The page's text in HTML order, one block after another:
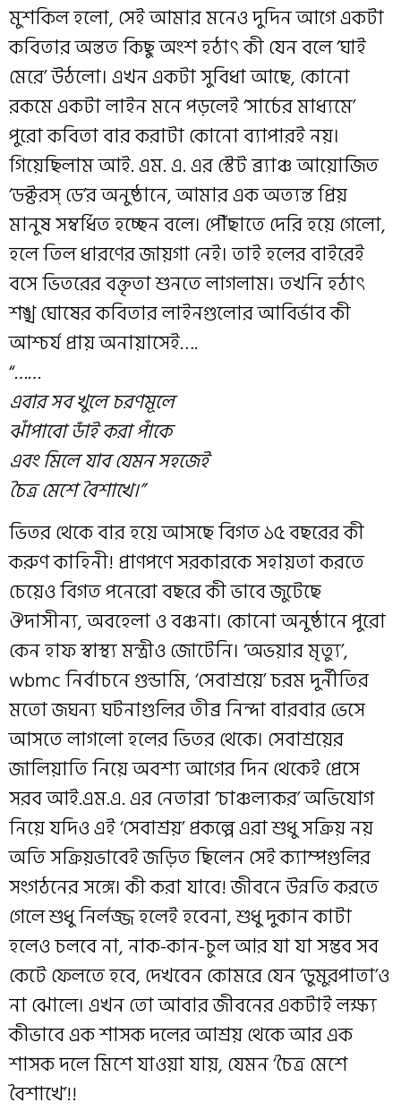
মুশকিল হলো, সেই আমার মনেও দুদিন আগে একটা
কবিতার অন্তত কিছু অংশ হঠাৎ কী যেন বলে ‘ঘাই
মেরে’ উঠলো। এখন একটা সুবিধা আছে, কোনো
রকমে একটা লাইন মনে পড়লেই ‘সার্চের মাধ্যমে’
পুরো কবিতা বার করাটা কোনো ব্যাপারই নয়।
গিয়েছিলাম আই. এম. এ. এর স্টেট ব্র্যাঞ্চ আয়োজিত
‘ডক্টরস্ ডে’র অনুষ্ঠানে, আমার এক অত্যন্ত প্রিয়
মানুষ সম্বর্ধিত হচ্ছেন বলে। পৌঁছাতে দেরি হয়ে গেলো,
হলে তিল ধারণের জায়গা নেই। তাই হলের বাইরেই
বসে ভিতরের বক্তৃতা শুনতে লাগলাম। তখনি হঠাৎ
শঙ্খ ঘোষের কবিতার লাইনগুলোর আবির্ভাব কী
আশ্চর্য প্রায় অনায়াসেই….
“……
এবার সব খুলে চরণমূলে
ঝাঁপাবো ডাঁই করা পাঁকে
এবং মিলে যাব যেমন সহজেই
চৈত্র মেশে বৈশাখে।”
ভিতর থেকে বার হয়ে আসছে বিগত ১৫ বছরের কী
করুণ কাহিনী! প্রাণপণে সরকারকে সহায়তা করতে
চেয়েও বিগত পনেরো বছরে কী ভাবে জুটেছে
ঔদাসীন্য, অবহেলা ও বঞ্চনা। কোনো অনুষ্ঠানে পুরো
কেন হাফ স্বাস্থ্য মন্ত্রীও জোটেনি। ‘অভয়ার মৃত‍্যু’,
wbmc নির্বাচনে গুন্ডামি, ‘সেবাশ্রয়ে’ চরম দুর্নীতির
মতো জঘন‍্য ঘটনাগুলির তীব্র নিন্দা বারবার ভেসে
আসতে লাগলো হলের ভিতর থেকে। সেবাশ্রয়ের
জালিয়াতি নিয়ে অবশ‍্য আগের দিন থেকেই প্রেসে
সরব আই.এম.এ. এর নেতারা ‘চাঞ্চল্যকর’ অভিযোগ
নিয়ে যদিও এই ‘সেবাশ্রয়’ প্রকল্পে এরা শুধু সক্রিয় নয়
অতি সক্রিয়ভাবেই জড়িত ছিলেন সেই ক‍্যাম্পগুলির
সংগঠনের সঙ্গে। কী করা যাবে! জীবনে উন্নতি করতে
গেলে শুধু নির্লজ্জ হলেই হবেনা, শুধু দুকান কাটা
হলেও চলবে না, নাক-কান-চুল আর যা যা সম্ভব সব
কেটে ফেলতে হবে, দেখবেন কোমরে যেন ‘ডুমুরপাতা’ও
না ঝোলে। এখন তো আবার জীবনের একটাই লক্ষ্য
কীভাবে এক শাসক দলের আশ্রয় থেকে আর এক
শাসক দলে মিশে যাওয়া যায়, যেমন ‘চৈত্র মেশে
বৈশাখে’!!